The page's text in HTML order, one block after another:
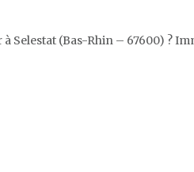
Selestat (Bas-Rhin – 67600) ?